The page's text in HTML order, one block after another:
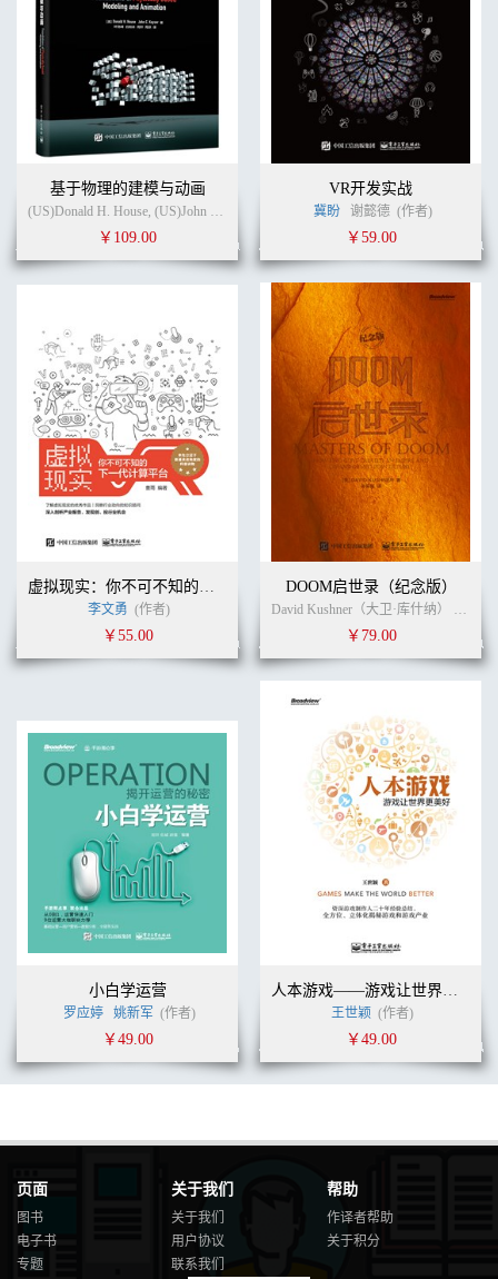
4.3.1 修改Directional.Light设置.
............................................................................173
4.3.2 修改Scene.Settings.Volume→HDRI.Sky设
置...............................................174
4.3.3 修改Scene.Settings.Volume→Exposure（曝光）设
置..................................174
4.3.4 修改Scene.Settings.Volume→Fog（雾效）设
4.3.5 修改Scene.Settings.Volume→Contact.Shadow（接触阴影）设
置...............175
4.3.6 修改Post.Processing.Volume→Color.Adjustment（颜色调整）设
置...........175
4.3.7 修改Post.Processing.Volume→White.Balance（白平衡）设
4.4 光源类型和模式
4.4.1 Unity中的光源类型有哪几种.
......................................................................177
4.4.2 Unity中的光照单
位......................................................................................200
4.4.3 如何制作和使用Light.Cookie为灯光添加更多细
节....................................201
4.4.4 光照相关的常见问题汇
总............................................................................204
4.5 光源分层
4.5.1 光源分层的作
用...........................................................................................212
4.5.2 光源分层实例讲
解.......................................................................................212
4.6 使用光照探针
4.6.1 为什么要使用光照探针.
...............................................................................217
4.6.2 使用光照探针的基本步
骤............................................................................218
4.6.3 Mesh.Renderer组件中的Probes选项详
解.....................................................223
4.6.4 如何使用Mesh.Renderer组件的Probes→Anchor.Override参数.
..................227
4.6.5 如果打开了Lighting窗口中Debug.Settings中的
All.Probes.No.Cells选项，.
但是在Scene窗口看不到光照探针如何处理.
XVIII | 创造高清3D虚拟世界：Unity引擎HDRP高清渲染管线实
4.7 使用Reflection Probe为场景提供反射信息
..............................................................231
针）.....................................................................233
射）..........................................................................242
4.8 阴影
4.8.1 阴影的种类和三种光照模
基于物理的建模与动画
(US)Donald H. House, (US)John C. Keyser (作者) 叶劲峰 (译者)
￥109.00
VR开发实战
冀盼 谢懿德 (作者)
￥59.00
李文勇 (作者)
￥55.00
DOOM启世录（纪念版）
David Kushner（大卫·库什纳） (作者)
￥79.00
小白学运营
罗应婷 姚新军 (作者)
￥49.00
王世颖 (作者)
￥49.00
页面
图书
电子书
专题
关于我们
关于我们
用户协议
联系我们
帮助
作译者帮助
关于积分